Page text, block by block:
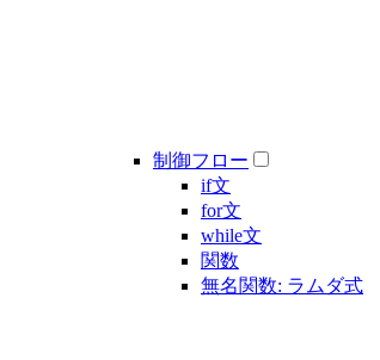
制御フロー
if文
for文
while文
関数
無名関数: ラムダ式